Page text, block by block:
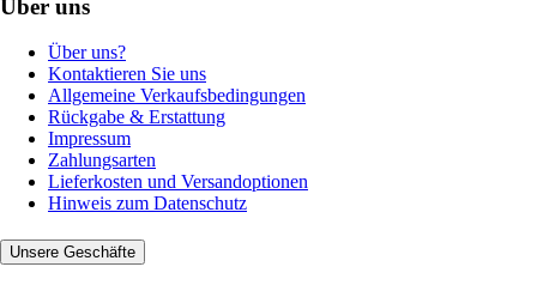
Über uns
Über uns?
Kontaktieren Sie uns
Allgemeine Verkaufsbedingungen
Rückgabe & Erstattung
Impressum
Zahlungsarten
Lieferkosten und Versandoptionen
Hinweis zum Datenschutz
Unsere Geschäfte